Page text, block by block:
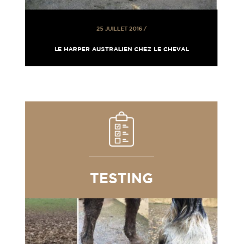
25 JUILLET 2016/
LE HARPER AUSTRALIEN CHEZ LE CHEVAL
TESTING